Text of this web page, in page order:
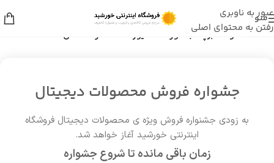
عبور به ناوبری
رفتن به محتوای اصلی
منو
خانه/ محصولات برچسب خورده “شیور VGR 611 زنانه اصل”
جشواره فروش محصولات دیجیتال
به زودی جشنواره فروش ویژه ی محصولات دیجیتال فروشگاه
اینترنتی خورشید آغاز خواهد شد.
زمان باقی مانده تا شروع جشواره